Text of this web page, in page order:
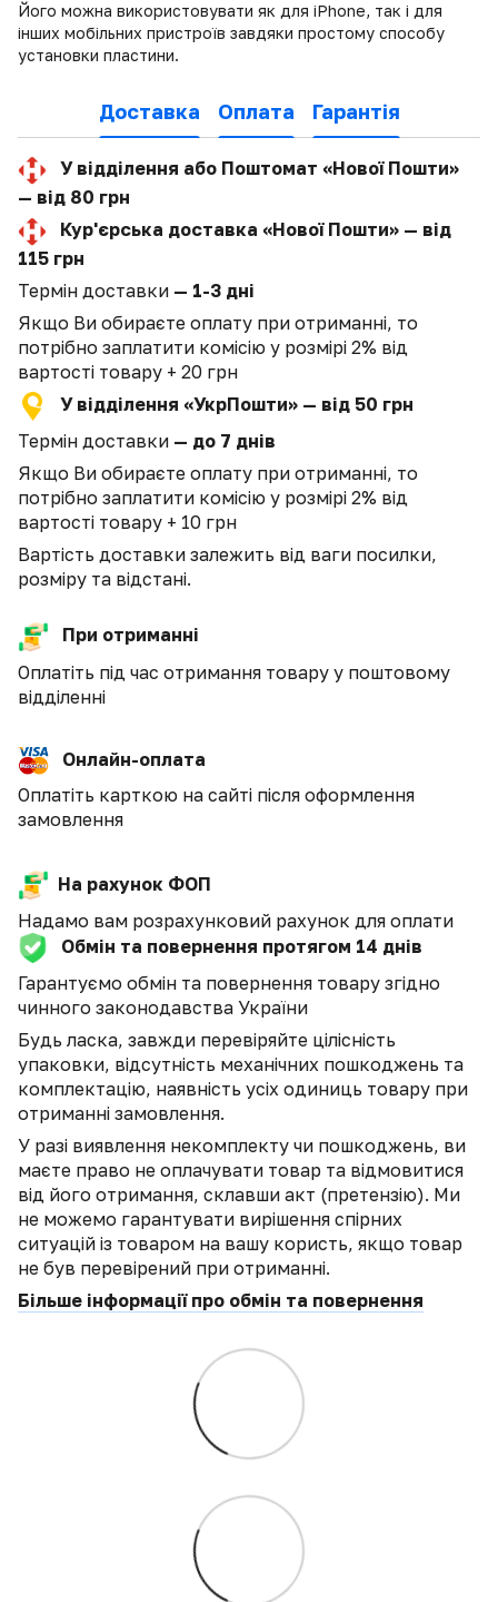
Його можна використовувати як для iPhone, так і для
інших мобільних пристроїв завдяки простому способу
установки пластини.
Доставка Оплата Гарантія
У відділення або Поштомат «Нової Пошти»
— від 80 грн
Кур'єрська доставка «Нової Пошти» — від
115 грн
Термін доставки — 1-3 дні
Якщо Ви обираєте оплату при отриманні, то
потрібно заплатити комісію у розмірі 2% від
вартості товару + 20 грн
У відділення «УкрПошти» — від 50 грн
Термін доставки — до 7 днів
Якщо Ви обираєте оплату при отриманні, то
потрібно заплатити комісію у розмірі 2% від
вартості товару + 10 грн
Вартість доставки залежить від ваги посилки,
розміру та відстані.
При отриманні
Оплатіть під час отримання товару у поштовому
відділенні
Онлайн-оплата
Оплатіть карткою на сайті після оформлення
замовлення
На рахунок ФОП
Надамо вам розрахунковий рахунок для оплати
Обмін та повернення протягом 14 днів
Гарантуємо обмін та повернення товару згідно
чинного законодавства України
Будь ласка, завжди перевіряйте цілісність
упаковки, відсутність механічних пошкоджень та
комплектацію, наявність усіх одиниць товару при
отриманні замовлення.
У разі виявлення некомплекту чи пошкоджень, ви
маєте право не оплачувати товар та відмовитися
від його отримання, склавши акт (претензію). Ми
не можемо гарантувати вирішення спірних
ситуацій із товаром на вашу користь, якщо товар
не був перевірений при отриманні.
Більше інформації про обмін та повернення